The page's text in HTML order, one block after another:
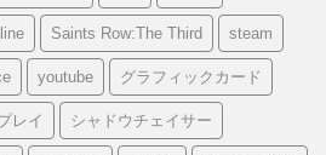
Saints Row:The Third steam
youtube グラフィックカード
レイ シャドウチェイサー